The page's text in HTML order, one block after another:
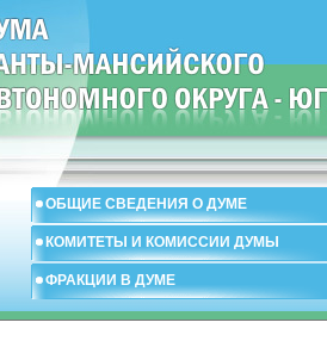
ОБЩИЕ СВЕДЕНИЯ О ДУМЕ
КОМИТЕТЫ И КОМИССИИ ДУМЫ
ФРАКЦИИ В ДУМЕ